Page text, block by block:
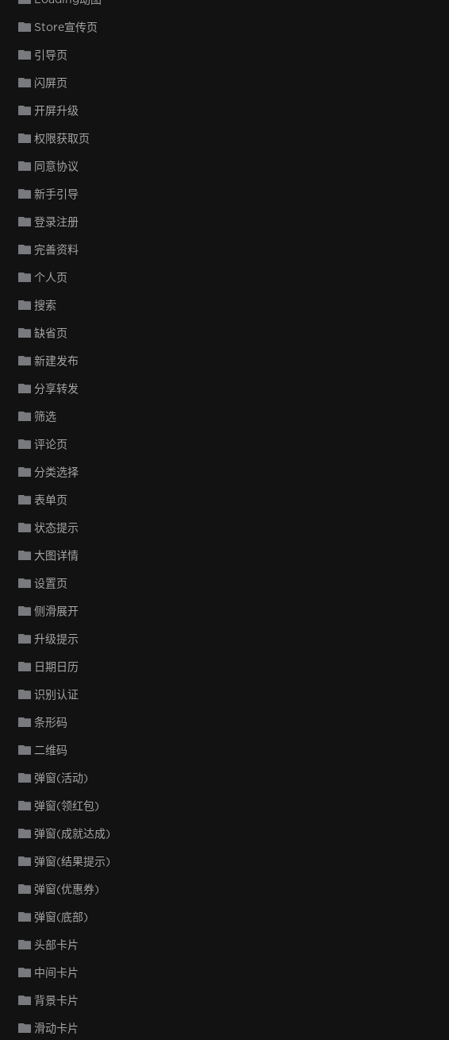
Store宣传页
引导页
闪屏页
开屏升级
权限获取页
同意协议
新手引导
登录注册
完善资料
个人页
搜索
缺省页
新建发布
分享转发
筛选
评论页
分类选择
表单页
状态提示
大图详情
设置页
侧滑展开
升级提示
日期日历
识别认证
条形码
二维码
弹窗(活动)
弹窗(领红包)
弹窗(成就达成)
弹窗(结果提示)
弹窗(优惠券)
弹窗(底部)
头部卡片
中间卡片
背景卡片
滑动卡片